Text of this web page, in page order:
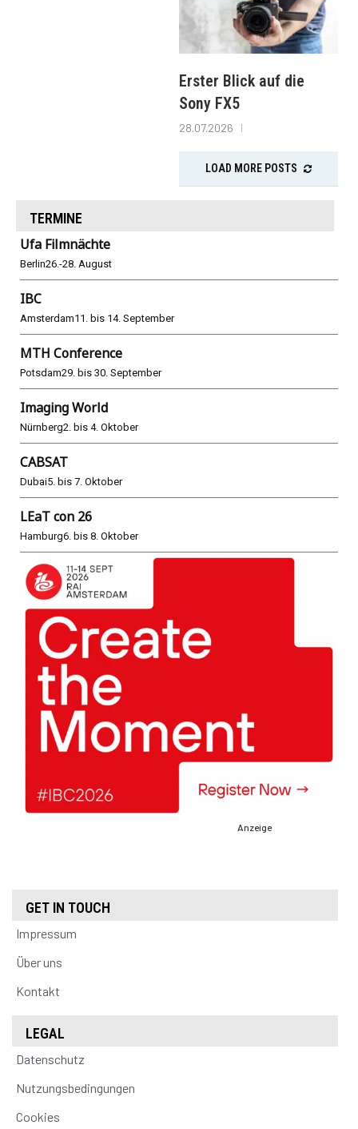
Erster Blick auf die
Sony FX5
28.07.2026
LOAD MORE POSTS
TERMINE
Ufa Filmnächte
Berlin26.-28. August
IBC
Amsterdam11. bis 14. September
MTH Conference
Potsdam29. bis 30. September
Imaging World
Nürnberg2. bis 4. Oktober
CABSAT
Dubai5. bis 7. Oktober
LEaT con 26
Hamburg6. bis 8. Oktober
Anzeige
GET IN TOUCH
Impressum
Über uns
Kontakt
LEGAL
Datenschutz
Nutzungsbedingungen
Cookies